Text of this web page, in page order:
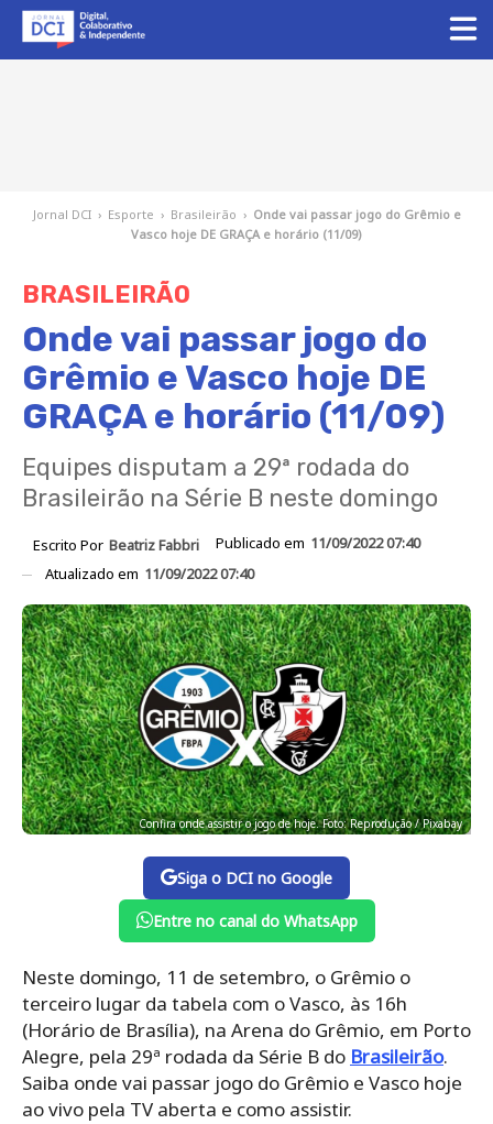
Jornal DCI › Esporte › Brasileirão › Onde vai passar jogo do Grêmio e
Vasco hoje DE GRAÇA e horário (11/09)
BRASILEIRÃO
Onde vai passar jogo do
Grêmio e Vasco hoje DE
GRAÇA e horário (11/09)
Equipes disputam a 29ª rodada do
Brasileirão na Série B neste domingo
Escrito Por Beatriz Fabbri Publicado em 11/09/2022 07:40
Atualizado em 11/09/2022 07:40
Confira onde assistir o jogo de hoje. Foto: Reprodução / Pixabay
Siga o DCI no Google
Entre no canal do WhatsApp
Neste domingo, 11 de setembro, o Grêmio o
terceiro lugar da tabela com o Vasco, às 16h
(Horário de Brasília), na Arena do Grêmio, em Porto
Alegre, pela 29ª rodada da Série B do Brasileirão.
Saiba onde vai passar jogo do Grêmio e Vasco hoje
ao vivo pela TV aberta e como assistir.